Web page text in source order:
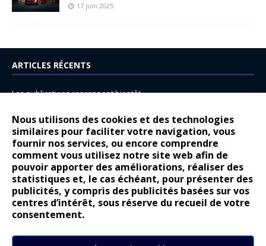
Nous utilisons des cookies et des technologies
similaires pour faciliter votre navigation, vous
fournir nos services, ou encore comprendre
comment vous utilisez notre site web afin de
pouvoir apporter des améliorations, réaliser des
statistiques et, le cas échéant, pour présenter des
publicités, y compris des publicités basées sur vos
centres d’intérêt, sous réserve du recueil de votre
consentement.
17 juin 2025
ARTICLES RÉCENTS
Les publications reprennent bientôt…
14 juillet : nouveau film de marque pour Citroën
Renault Espace : voyage, voyage…
Peugeot E-208 GTi : naissance d’une légende
COMMENTAIRES RÉCENTS
Bernard Dardartdans
Gilly